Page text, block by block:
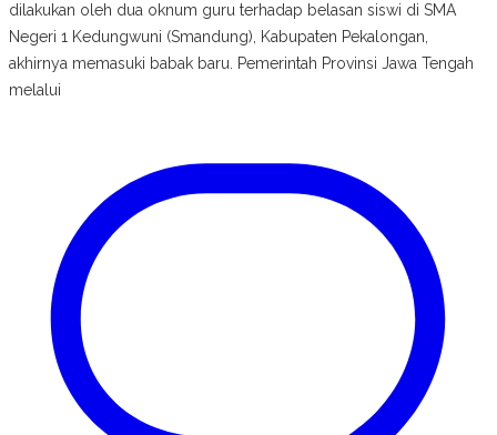
dilakukan oleh dua oknum guru terhadap belasan siswi di SMA
Negeri 1 Kedungwuni (Smandung), Kabupaten Pekalongan,
akhirnya memasuki babak baru. Pemerintah Provinsi Jawa Tengah
melalui